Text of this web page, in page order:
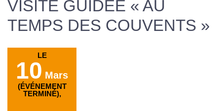
VISITE GUIDÉE « AU
TEMPS DES COUVENTS »
LE
10 Mars
(ÉVÉNEMENT
TERMINÉ),